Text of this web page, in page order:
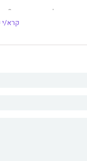
של אהרן שבתאי? איך
תפיסותיו
והאם הפואמה מעוררת המחלוקת "בגין", שפרסם אהרן שבתאי ב־1986, הייתה
מקיפה על יצירתו של אחד
מארכיונו של שבתאי,
הספרותיים והפוליטיים
קרא/י